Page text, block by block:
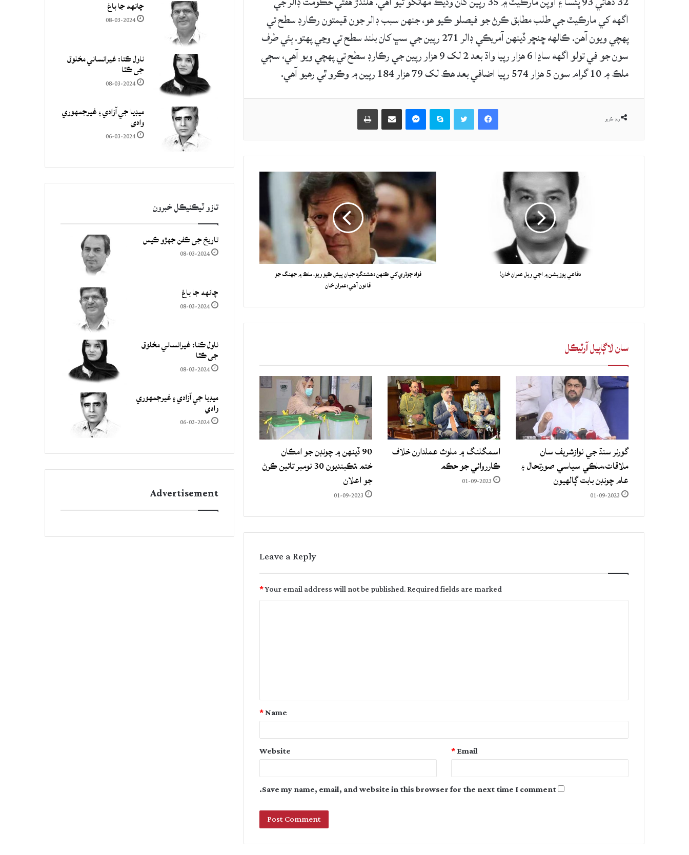
اگهه کي مارڪيٽ جي طلب مطابق ڪرڻ جو فيصلو ڪيو هو، جنهن سبب ڊالر جون قيمتون رڪارڊ سطح تي
پهچي ويون آهن. ڪالهه ڇنڇر ڏينهن آمريڪي ڊالر 271 رپين جي سڀ کان بلند سطح تي وڃي پهتو. ٻئي طرف
سون جو في تولو اگهه ساڍا 6 هزار رپيا واڌ بعد 2 لک 9 هزار رپين جي رڪارڊ سطح تي پهچي ويو آهي، سڄي
ملڪ ۾ 10 گرام سون 5 هزار 574 رپيا اضافي بعد هڪ لک 79 هزار 184 رپين ۾ وڪرو ٿي رهيو آهي.
ونڊ ڪريو
Facebook
Skype حصيداري ڪريو اي ميل ذريعي
دفاعي پوزيشن ۾ اچي ويل عمران خان!
فواد چوڌري کي ڪنهن دهشتگرد جيان پيش ڪيو ويو، ملڪ ۾ جهنگ جو
قانون آهي:عمران خان
سان لاڳاپيل آرٽيڪل
گورنر سنڌ جي نوازشريف سان
ملاقات،ملڪي سياسي صورتحال ۽
عام چونڊن بابت ڳالهيون
01-09-2023
اسمگلنگ ۾ ملوث عملدارن خلاف
ڪارروائي جو حڪم
01-09-2023
90 ڏينهن ۾ چونڊن جو امڪان
ختم،تڪبنديون 30 نومبر تائين ڪرڻ
جو اعلان
01-09-2023
Leave a Reply
Your email address will not be published.Required fields are marked
*
t
Name
*
Email
*
Website
Save my name, email, and website in this browser for the next time I comment.
چانهه جا باغ
08-03-2024
ناول ڪتا: غيرانساني مخلوق
جي ڪٿا
08-03-2024
ميڊيا جي آزادي ۽ غيرجمھوري
وادي
06-03-2024
تازو ٽيڪنيڪل خبرون
تاريخ جي ڪفن جھڙو ڪيس
08-03-2024
چانهه جا باغ
08-03-2024
ناول ڪتا: غيرانساني مخلوق
جي ڪٿا
08-03-2024
ميڊيا جي آزادي ۽ غيرجمھوري
وادي
06-03-2024
Advertisement